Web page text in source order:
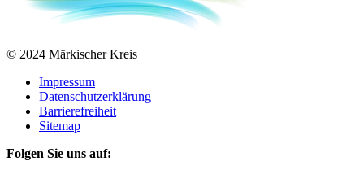
© 2024 Märkischer Kreis
Impressum
Datenschutzerklärung
Barrierefreiheit
Sitemap
Folgen Sie uns auf: